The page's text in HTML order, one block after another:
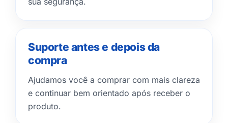
Suporte antes e depois da
compra
Ajudamos você a comprar com mais clareza
e continuar bem orientado após receber o
produto.